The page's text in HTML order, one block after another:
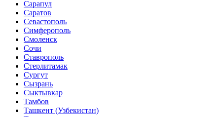
Сарапул
Саратов
Севастополь
Симферополь
Смоленск
Сочи
Ставрополь
Стерлитамак
Сургут
Сызрань
Сыктывкар
Тамбов
Ташкент (Узбекистан)